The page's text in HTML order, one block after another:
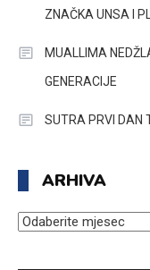
ZNAČKA UNSA I
MUALLIMA
GENERACIJE
SUTRA PRVI DAN
ARHIVA
ARHIVA